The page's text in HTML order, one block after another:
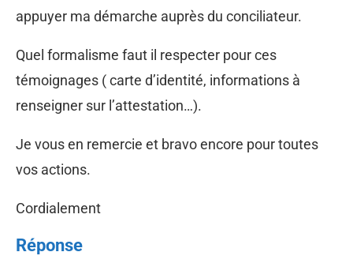
appuyer ma démarche auprès du conciliateur.
Quel formalisme faut il respecter pour ces
témoignages ( carte d’identité, informations à
renseigner sur l’attestation…).
Je vous en remercie et bravo encore pour toutes
vos actions.
Cordialement
Réponse